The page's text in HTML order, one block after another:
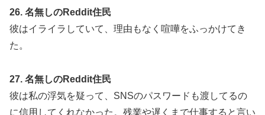
26. 名無しのReddit住民
彼はイライラしていて、理由もなく喧嘩をふっかけてき
た。
27. 名無しのReddit住民
彼は私の浮気を疑って、SNSのパスワードも渡してるの
に信用してくれなかった。残業や遅くまで仕事すると言い